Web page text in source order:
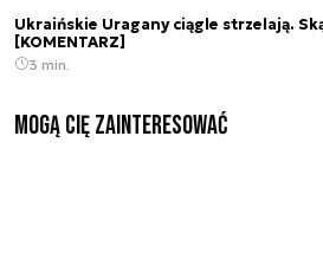
Ukraińskie Uragany ciągle strzelają.
[KOMENTARZ]
3 min.
Mogą Cię zainteresować